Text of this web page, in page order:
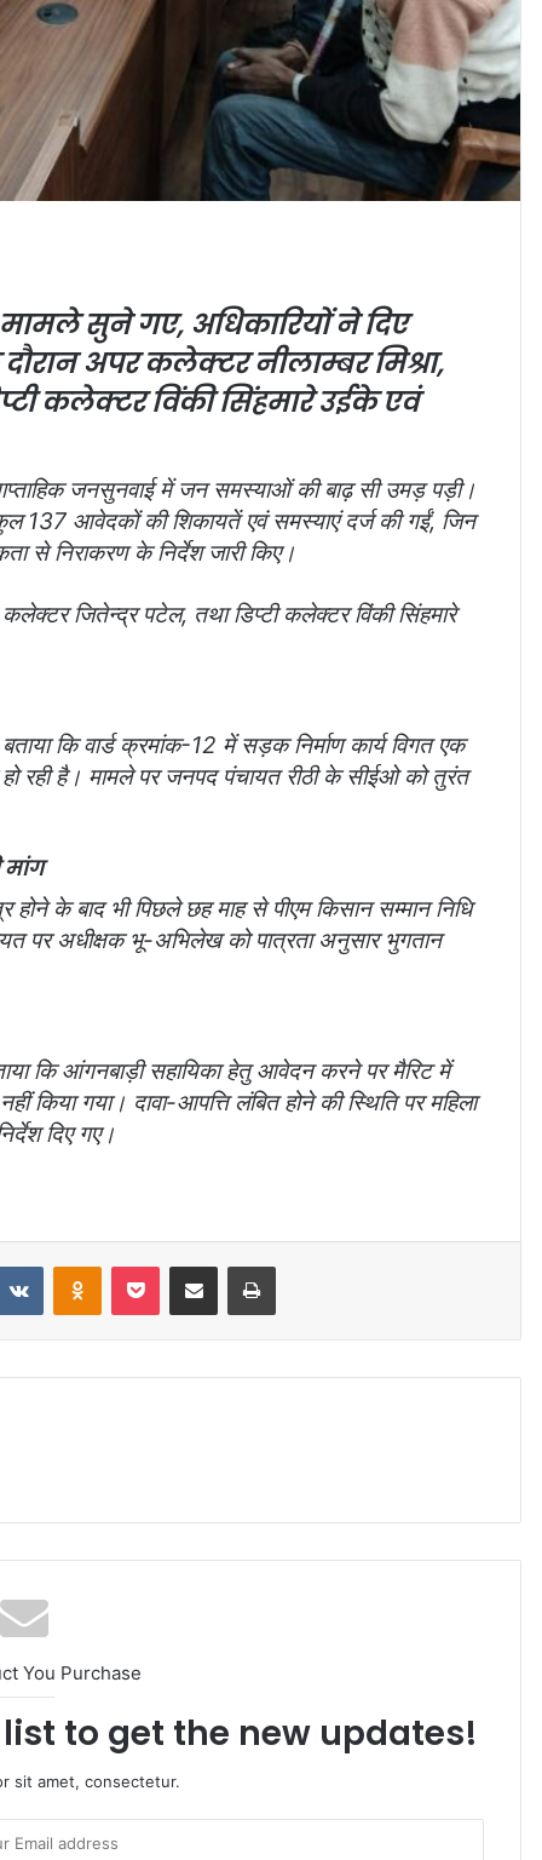
सुने गए, अधिकारियों ने दिए
अपर कलेक्टर नीलाम्बर मिश्रा,
कलेक्टर विंकी सिंहमारे उईके एवं
जनसुनवाई में जन समस्याओं की बाढ़ सी उमड़ पड़ी।
137 आवेदकों की शिकायतें एवं समस्याएं दर्ज की गईं, जिन
से निराकरण के निर्देश जारी किए।
जितेन्द्र पटेल, तथा डिप्टी कलेक्टर विंकी सिंहमारे
कि वार्ड क्रमांक-12 में सड़क निर्माण कार्य विगत एक
रही है। मामले पर जनपद पंचायत रीठी के सीईओ को तुरंत
होने के बाद भी पिछले छह माह से पीएम किसान सम्मान निधि
पर अधीक्षक भू-अभिलेख को पात्रता अनुसार भुगतान
कि आंगनबाड़ी सहायिका हेतु आवेदन करने पर मैरिट में
किया गया। दावा-आपत्ति लंबित होने की स्थिति पर महिला
दिए गए।
You Purchase
to get the new updates!
sit amet, consectetur.